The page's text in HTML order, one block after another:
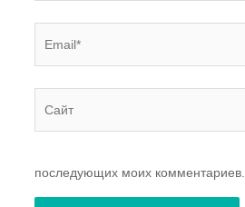
последующих моих комментариев.